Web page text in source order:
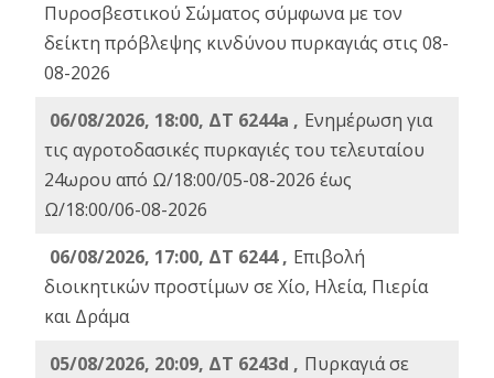
Πυροσβεστικού Σώματος σύμφωνα με τον
δείκτη πρόβλεψης κινδύνου πυρκαγιάς στις 08-
08-2026
06/08/2026, 18:00, ΔΤ 6244a , Ενημέρωση για
τις αγροτοδασικές πυρκαγιές του τελευταίου
24ωρου από Ω/18:00/05-08-2026 έως
Ω/18:00/06-08-2026
06/08/2026, 17:00, ΔΤ 6244 , Επιβολή
διοικητικών προστίμων σε Χίο, Ηλεία, Πιερία
και Δράμα
05/08/2026, 20:09, ΔΤ 6243d , Πυρκαγιά σε